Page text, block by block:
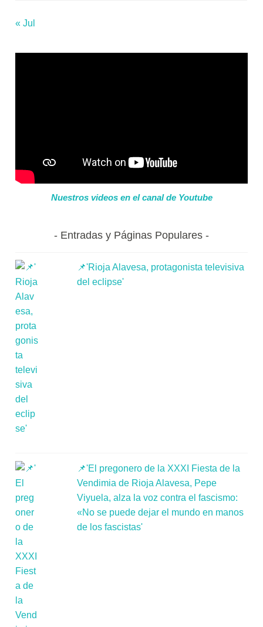
« Jul
Nuestros videos en el canal de Youtube
Entradas y Páginas Populares
📌'Rioja Alavesa, protagonista televisiva
del eclipse'
📌'El pregonero de la XXXI Fiesta de la
Vendimia de Rioja Alavesa, Pepe
Viyuela, alza la voz contra el fascismo:
«No se puede dejar el mundo en manos
de los fascistas'